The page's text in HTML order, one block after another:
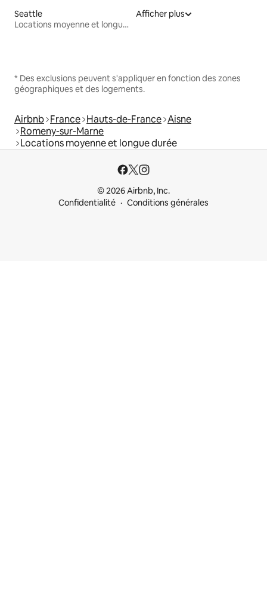
Seattle
Locations moyenne et longue durée
Afficher plus
* Des exclusions peuvent s'appliquer en fonction des zones
géographiques et des logements.
Airbnb France Hauts-de-France Aisne
Romeny-sur-Marne
Locations moyenne et longue durée
© 2026 Airbnb, Inc.
Confidentialité
Conditions générales